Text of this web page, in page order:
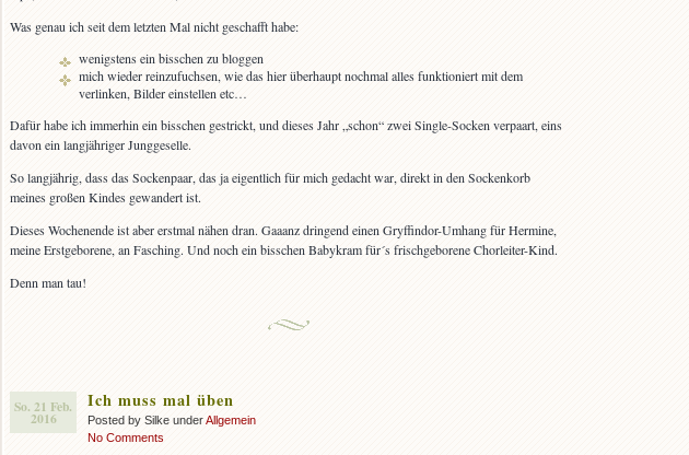
Was genau ich seit dem letzten Mal nicht geschafft habe:
wenigstens ein bisschen zu bloggen
mich wieder reinzufuchsen, wie das hier überhaupt nochmal alles funktioniert mit dem
verlinken, Bilder einstellen etc…
Dafür habe ich immerhin ein bisschen gestrickt, und dieses Jahr „schon“ zwei Single-Socken verpaart, eins
davon ein langjähriger Junggeselle.
So langjährig, dass das Sockenpaar, das ja eigentlich für mich gedacht war, direkt in den Sockenkorb
meines großen Kindes gewandert ist.
Dieses Wochenende ist aber erstmal nähen dran. Gaaanz dringend einen Gryffindor-Umhang für Hermine,
meine Erstgeborene, an Fasching. Und noch ein bisschen Babykram für´s frischgeborene Chorleiter-Kind.
Denn man tau!
So. 21 Feb.
2016
Ich muss mal üben
Posted by Silke underAllgemein
No Comments